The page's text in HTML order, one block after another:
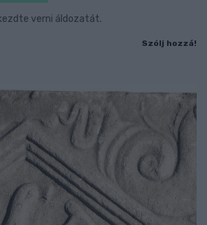
verni áldozatát.
Szólj hozzá!